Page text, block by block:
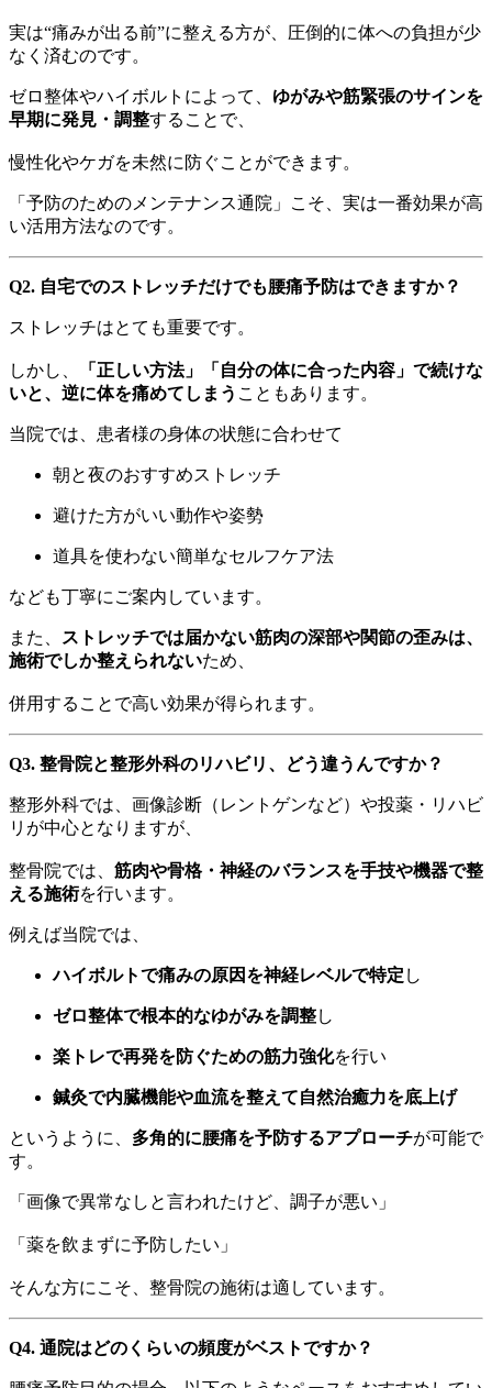
実は“痛みが出る前”に整える方が、圧倒的に体への負担が少
なく済むのです。
ゼロ整体やハイボルトによって、 ゆがみや筋緊張のサインを
早期に発見・調整することで、
慢性化やケガを未然に防ぐことができます。
「予防のためのメンテナンス通院」こそ、実は一番効果が高
い活用方法なのです。
Q2. 自宅でのストレッチだけでも腰痛予防はできますか？
ストレッチはとても重要です。
しかし、
「正しい方法」「自分の体に合った内容」で続けな
いと、逆に体を痛めてしまう こともあります。
当院では、患者様の身体の状態に合わせて
朝と夜のおすすめストレッチ
避けた方がいい動作や姿勢
道具を使わない簡単なセルフケア法
なども丁寧にご案内しています。
また、
ストレッチでは届かない筋肉の深部や関節の歪みは、
施術でしか整えられないため、
併用することで高い効果が得られます。
Q3. 整骨院と整形外科のリハビリ、どう違うんですか？
整形外科では、画像診断（レントゲンなど）や投薬・リハビ
リが中心となりますが、
整骨院では、 筋肉や骨格・神経のバランスを手技や機器で整
える施術を行います。
例えば当院では、
ハイボルトで痛みの原因を神経レベルで特定 し
ゼロ整体で根本的なゆがみを調整し
楽トレで再発を防ぐための筋力強化を行い
鍼灸で内臓機能や血流を整えて自然治癒力を底上げ
というように、 多角的に腰痛を予防するアプローチが可能で
す。
「画像で異常なしと言われたけど、調子が悪い」
「薬を飲まずに予防したい」
そんな方にこそ、整骨院の施術は適しています。
Q4. 通院はどのくらいの頻度がベストですか？